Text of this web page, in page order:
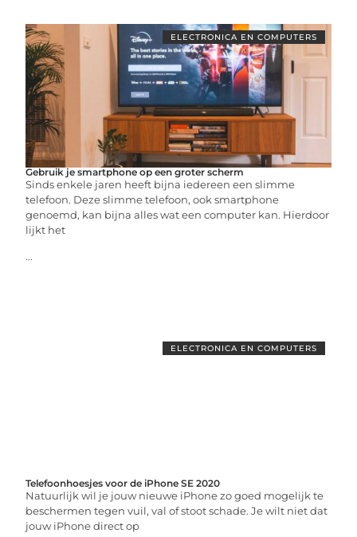
ELECTRONICA EN COMPUTERS
Gebruik je smartphone op een groter scherm
Sinds enkele jaren heeft bijna iedereen een slimme
telefoon. Deze slimme telefoon, ook smartphone
genoemd, kan bijna alles wat een computer kan. Hierdoor
lijkt het
...
ELECTRONICA EN COMPUTERS
Telefoonhoesjes voor de iPhone SE 2020
Natuurlijk wil je jouw nieuwe iPhone zo goed mogelijk te
beschermen tegen vuil, val of stoot schade. Je wilt niet dat
jouw iPhone direct op